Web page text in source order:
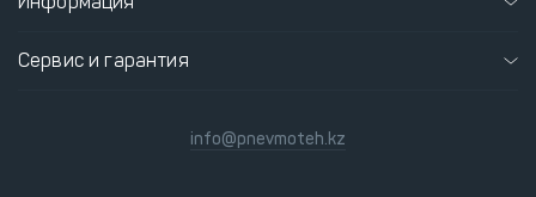
Сервис и гарантия
info@pnevmoteh.kz